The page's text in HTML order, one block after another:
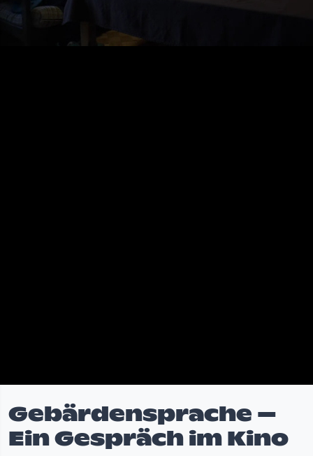
Video
Gebärdensprache –
Ein Gespräch im Kino